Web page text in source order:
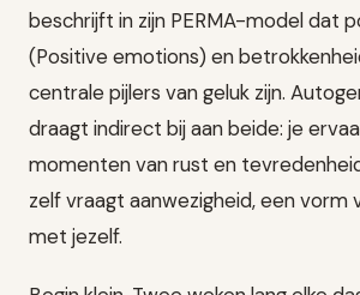
beschrijft in zijn PERMA-model dat
(Positive emotions) en
centrale pijlers van geluk zijn.
draagt indirect bij aan beide: je
momenten van rust en
zelf vraagt aanwezigheid, een vorm
met jezelf.